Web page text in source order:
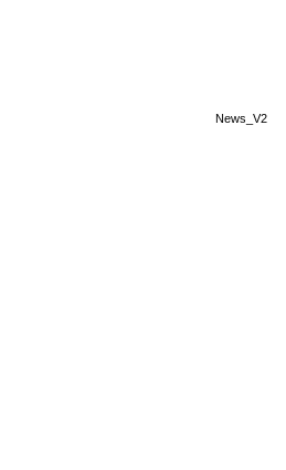
News_V2